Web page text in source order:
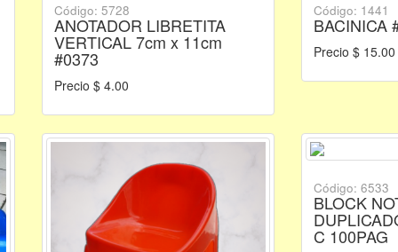
Código: 5728
ANOTADOR LIBRETITA
VERTICAL 7cm x 11cm
#0373
Precio $ 4.00
Código: 1441
BACINICA
Precio $ 15.00
Código: 6533
BLOCK
C 100PAG